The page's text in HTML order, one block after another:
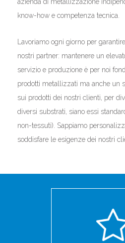
know-how e competenza tecnica.
Lavoriamo ogni giorno per
nostri partner: mantenere un
servizio e produzione è per noi
prodotti metallizzati ma anche un
sui prodotti dei nostri clienti, per
diversi substrati, siano essi
non-tessuti). Sappiamo
soddisfare le esigenze dei nostri